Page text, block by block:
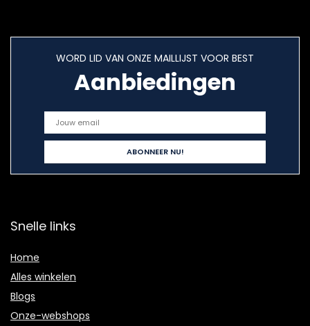
WORD LID VAN ONZE MAILLIJST VOOR BEST
Aanbiedingen
Snelle links
Home
Alles winkelen
Blogs
Onze-webshops